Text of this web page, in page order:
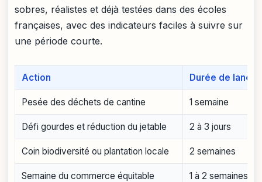
sobres, réalistes et déjà testées dans des écoles
françaises, avec des indicateurs faciles à suivre sur
une période courte.
Action Durée de
Pesée des déchets de cantine 1 semaine
Défi gourdes et réduction du jetable 2 à 3 jours
Coin biodiversité ou plantation locale 2 semaines
Semaine du commerce équitable 1 à 2 semaines